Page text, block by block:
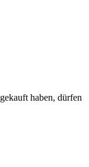
haben, dürfen